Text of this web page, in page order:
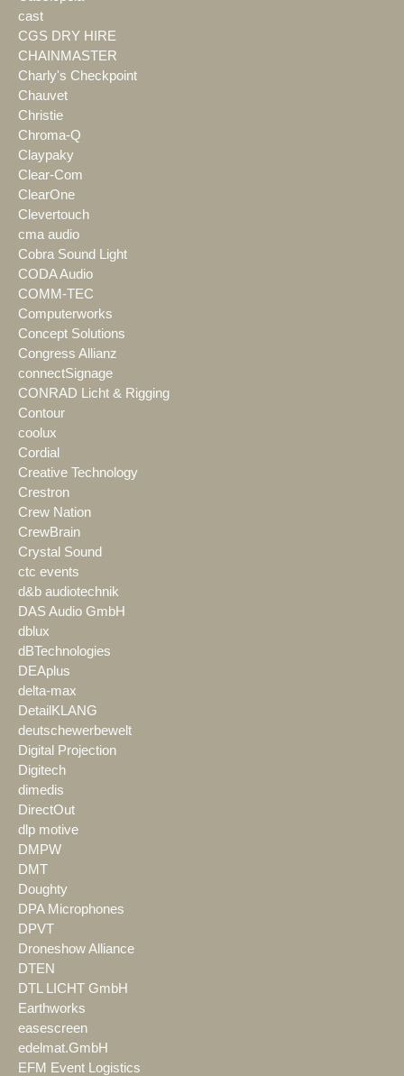
cast
CGS DRY HIRE
CHAINMASTER
Charly's Checkpoint
Chauvet
Christie
Chroma-Q
Claypaky
Clear-Com
ClearOne
Clevertouch
cma audio
Cobra Sound Light
CODA Audio
COMM-TEC
Computerworks
Concept Solutions
Congress Allianz
connectSignage
CONRAD Licht & Rigging
Contour
coolux
Cordial
Creative Technology
Crestron
Crew Nation
CrewBrain
Crystal Sound
ctc events
d&b audiotechnik
DAS Audio GmbH
dblux
dBTechnologies
DEAplus
delta-max
DetailKLANG
deutschewerbewelt
Digital Projection
Digitech
dimedis
DirectOut
dlp motive
DMPW
DMT
Doughty
DPA Microphones
DPVT
Droneshow Alliance
DTEN
DTL LICHT GmbH
Earthworks
easescreen
edelmat.GmbH
EFM Event Logistics